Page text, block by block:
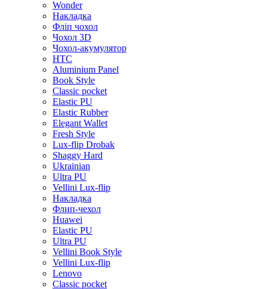
Wonder
Накладка
Фліп чохол
Чохол 3D
Чохол-акумулятор
HTC
Aluminium Panel
Book Style
Classic pocket
Elastic PU
Elastic Rubber
Elegant Wallet
Fresh Style
Lux-flip Drobak
Shaggy Hard
Ukrainian
Ultra PU
Vellini Lux-flip
Накладка
Флип-чехол
Huawei
Elastic PU
Ultra PU
Vellini Book Style
Vellini Lux-flip
Lenovo
Classic pocket